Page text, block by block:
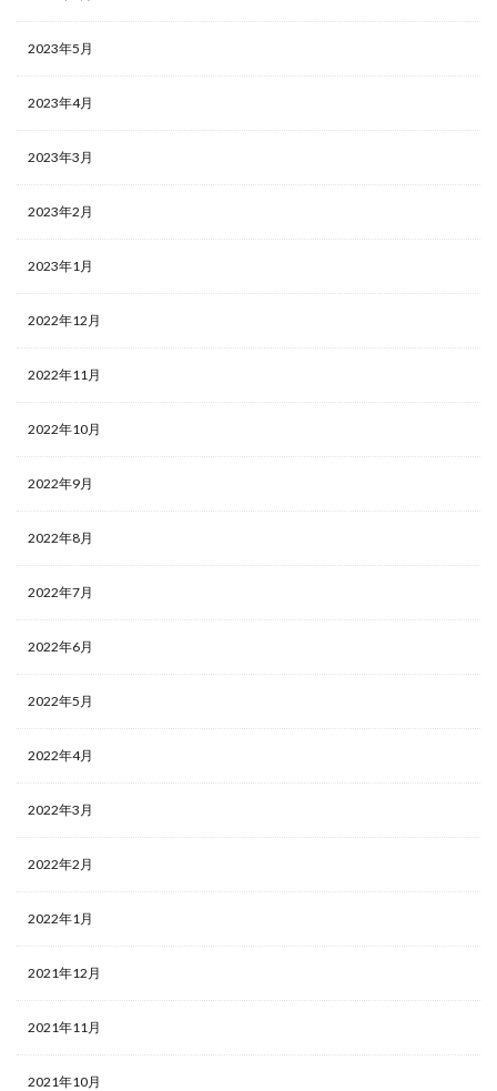
2023年5月
2023年4月
2023年3月
2023年2月
2023年1月
2022年12月
2022年11月
2022年10月
2022年9月
2022年8月
2022年7月
2022年6月
2022年5月
2022年4月
2022年3月
2022年2月
2022年1月
2021年12月
2021年11月
2021年10月